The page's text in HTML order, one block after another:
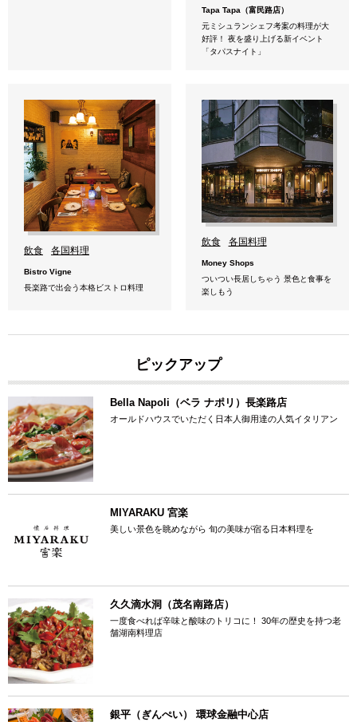
Tapa Tapa（富民路店）
元ミシュランシェフ考案の料理が大
好評！ 夜を盛り上げる新イベント
「タパスナイト」
飲食 各国料理
Bistro Vigne
長楽路で出会う本格ビストロ料理
飲食 各国料理
Money Shops
ついつい長居しちゃう 景色と食事を
楽しもう
ピックアップ
Bella Napoli（ベラ ナポリ）長楽路店
オールドハウスでいただく日本人御用達の人気イタリアン
MIYARAKU 宮楽
美しい景色を眺めながら 旬の美味が宿る日本料理を
久久滴水洞（茂名南路店）
一度食べれば辛味と酸味のトリコに！ 30年の歴史を持つ老
舗湖南料理店
銀平（ぎんぺい） 環球金融中心店